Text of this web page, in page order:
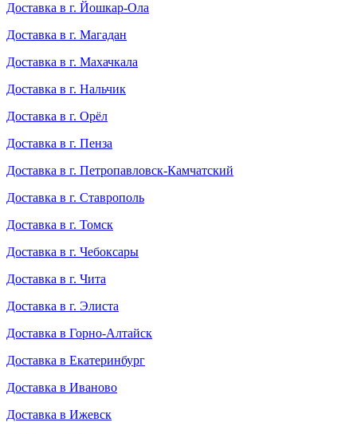
Доставка в г. Йошкар-Ола
Доставка в г. Магадан
Доставка в г. Махачкала
Доставка в г. Нальчик
Доставка в г. Орёл
Доставка в г. Пенза
Доставка в г. Петропавловск-Камчатский
Доставка в г. Ставрополь
Доставка в г. Томск
Доставка в г. Чебоксары
Доставка в г. Чита
Доставка в г. Элиста
Доставка в Горно-Алтайск
Доставка в Екатеринбург
Доставка в Иваново
Доставка в Ижевск